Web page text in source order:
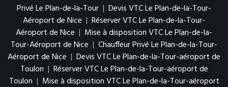
Privé Le Plan-de-la-Tour | Devis VTC Le Plan-de-la-Tour-
Aéroport de Nice | Réserver VTC Le Plan-de-la-Tour-
Aéroport de Nice | Mise à disposition VTC Le Plan-de-la-
Tour-Aéroport de Nice | Chauffeur Privé Le Plan-de-la-Tour-
Aéroport de Nice | Devis VTC Le Plan-de-la-Tour-aéroport de
Toulon | Réserver VTC Le Plan-de-la-Tour-aéroport de
Toulon | Mise à disposition VTC Le Plan-de-la-Tour-aéroport